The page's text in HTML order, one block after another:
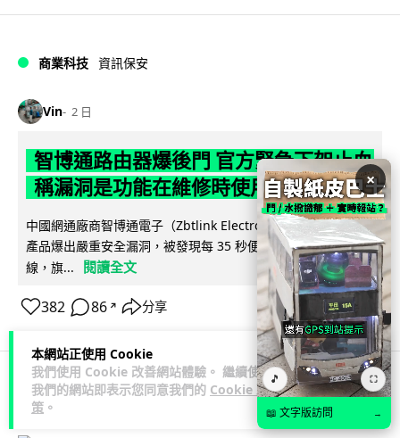
本網站正使用 Cookie
我們使用 Cookie 改善網站體驗。 繼續使用
我們的網站即表示您同意我們的 Cookie 政
策 。
商業科技 資訊保安
Vin 2 日
智博通路由器爆後門 官方緊急下架止血
稱漏洞是功能在維修時使用
中國網通廠商智博通電子（Zbtlink Electronics）旗下的路由器
產品爆出嚴重安全漏洞，被發現每 35 秒便會與中國伺服器連
線，旗...
閱讀全文
382 86 ↗ 分享
科技娛樂 生活娛樂 城中熱話
×
🎵 ⛶
📖 文字版訪問 →